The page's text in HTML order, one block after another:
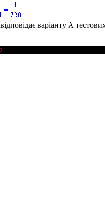
відповідає варіанту А